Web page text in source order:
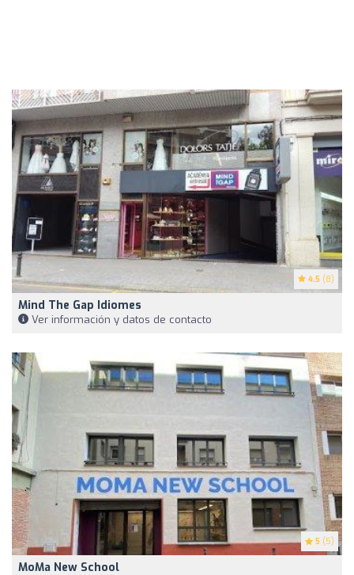
4.5 (8)
Mind The Gap Idiomes
Ver información y datos de contacto
5 (5)
MoMa New School